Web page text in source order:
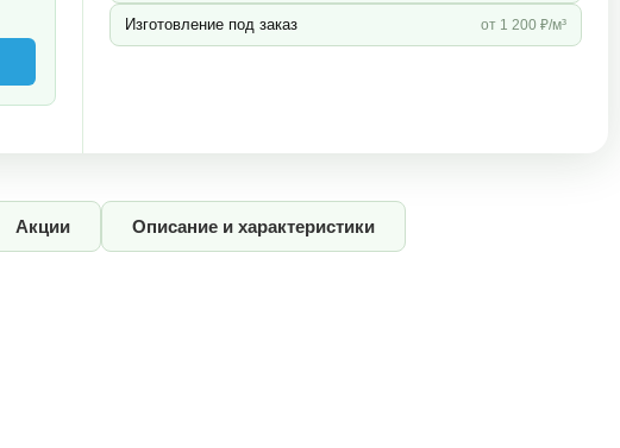
Изготовление под заказ от 1 200 ₽/м³
Акции Описание и характеристики